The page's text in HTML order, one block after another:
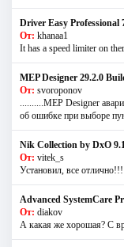
Driver Easy Professional
От: khanaa1
It has a speed limiter on
MEP Designer 29.2.0
От: svoroponov
..........MEP Designer
об ошибке при выборе
Nik Collection by DxO
От: vitek_s
Установил, все отлично!!!
Advanced SystemCare
От: diakov
А какая же хорошая? С